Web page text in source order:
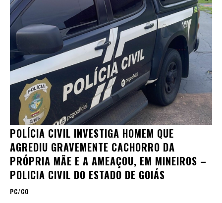
POLÍCIA CIVIL INVESTIGA HOMEM QUE
AGREDIU GRAVEMENTE CACHORRO DA
PRÓPRIA MÃE E A AMEAÇOU, EM MINEIROS –
POLICIA CIVIL DO ESTADO DE GOIÁS
PC/GO